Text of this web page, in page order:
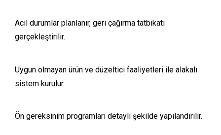
Acil durumlar planlanır, geri çağırma tatbikatı
gerçekleştirilir.
Uygun olmayan ürün ve düzeltici faaliyetleri ile alakalı
sistem kurulur.
Ön gereksinim programları detaylı şekilde yapılandırılır.